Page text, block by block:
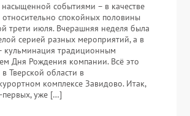
событиями – в качестве
спокойных половины
трети июля. Вчерашняя неделя была
серией разных мероприятий, а в
кульминация традиционным
Дня Рождения компании. Всё это
Тверской области в
комплексе Завидово. Итак,
первых, уже […]